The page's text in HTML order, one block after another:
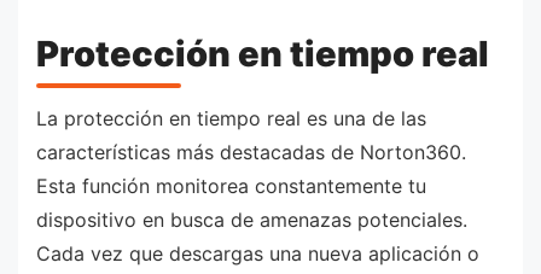
Protección en tiempo real
La protección en tiempo real es una de las
características más destacadas de Norton360.
Esta función monitorea constantemente tu
dispositivo en busca de amenazas potenciales.
Cada vez que descargas una nueva aplicación o